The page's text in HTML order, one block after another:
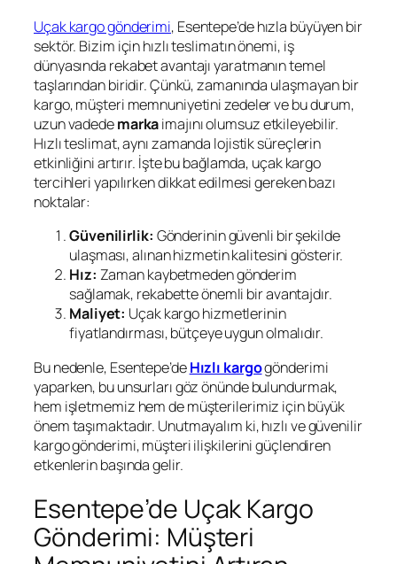
Uçak kargo gönderimi, Esentepe’de hızla büyüyen bir
sektör. Bizim için hızlı teslimatın önemi, iş
dünyasında rekabet avantajı yaratmanın temel
taşlarından biridir. Çünkü, zamanında ulaşmayan bir
kargo, müşteri memnuniyetini zedeler ve bu durum,
uzun vadedemarkaimajını olumsuz etkileyebilir.
Hızlı teslimat, aynı zamanda lojistik süreçlerin
etkinliğini artırır. İşte bu bağlamda, uçak kargo
tercihleri yapılırken dikkat edilmesi gereken bazı
noktalar:
Güvenilirlik: Gönderinin güvenli bir şekilde
ulaşması, alınan hizmetin kalitesini gösterir.
Hız: Zaman kaybetmeden gönderim
sağlamak, rekabette önemli bir avantajdır.
Maliyet: Uçak kargo hizmetlerinin
fiyatlandırması, bütçeye uygun olmalıdır.
Bu nedenle, Esentepe’deHızlı kargogönderimi
yaparken, bu unsurları göz önünde bulundurmak,
hem işletmemiz hem de müşterilerimiz için büyük
önem taşımaktadır. Unutmayalım ki, hızlı ve güvenilir
kargo gönderimi, müşteri ilişkilerini güçlendiren
etkenlerin başında gelir.
Esentepe’de Uçak Kargo
Gönderimi: Müşteri